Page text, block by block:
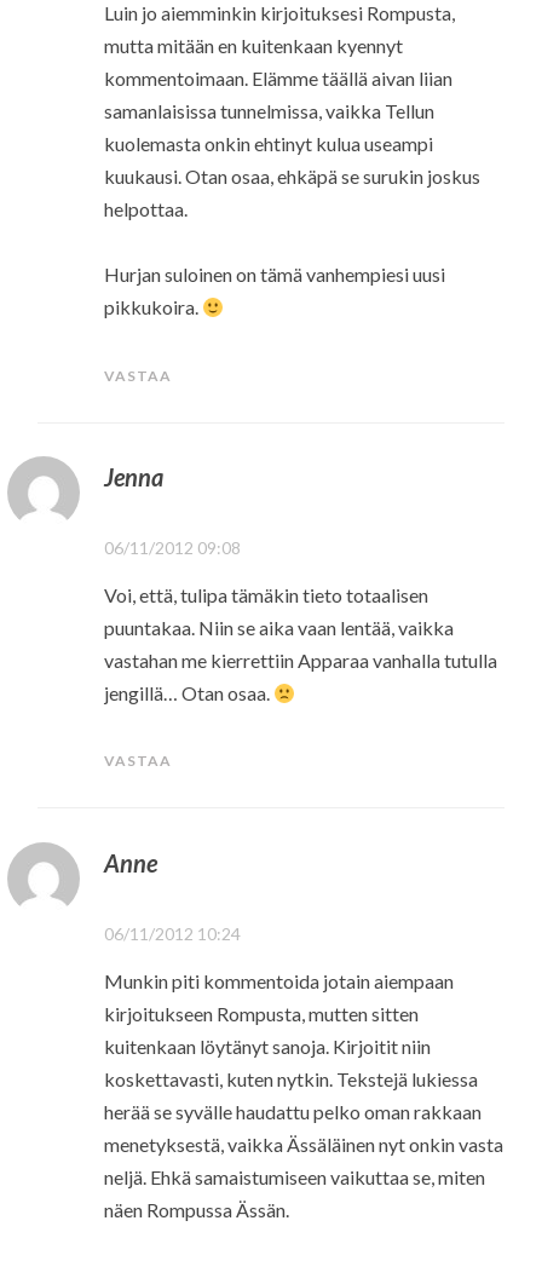
Luin jo aiemminkin kirjoituksesi Rompusta,
mutta mitään en kuitenkaan kyennyt
kommentoimaan. Elämme täällä aivan liian
samanlaisissa tunnelmissa, vaikka Tellun
kuolemasta onkin ehtinyt kulua useampi
kuukausi. Otan osaa, ehkäpä se surukin joskus
helpottaa.
Hurjan suloinen on tämä vanhempiesi uusi
pikkukoira.
VASTAA
Jenna
06/11/2012 09:08
Voi, että, tulipa tämäkin tieto totaalisen
puuntakaa. Niin se aika vaan lentää, vaikka
vastahan me kierrettiin Apparaa vanhalla tutulla
jengillä… Otan osaa.
VASTAA
Anne
06/11/2012 10:24
Munkin piti kommentoida jotain aiempaan
kirjoitukseen Rompusta, mutten sitten
kuitenkaan löytänyt sanoja. Kirjoitit niin
koskettavasti, kuten nytkin. Tekstejä lukiessa
herää se syvälle haudattu pelko oman rakkaan
menetyksestä, vaikka Ässäläinen nyt onkin vasta
neljä. Ehkä samaistumiseen vaikuttaa se, miten
näen Rompussa Ässän.